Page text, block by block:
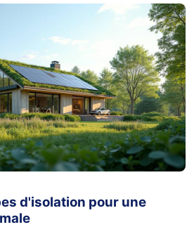
d'isolation pour une